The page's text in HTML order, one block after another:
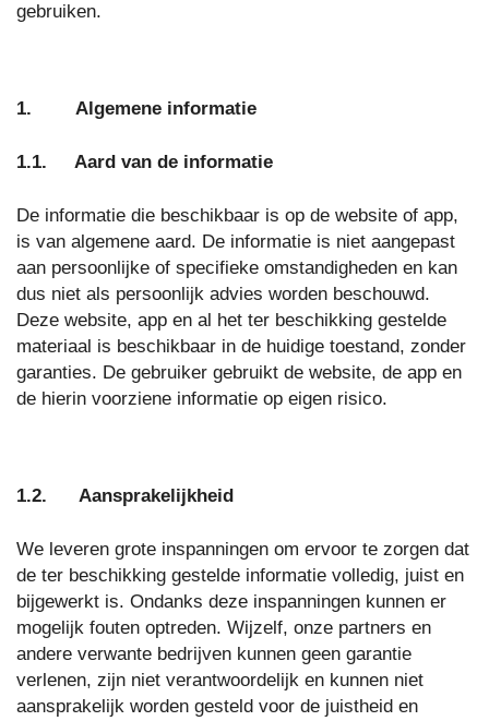
gebruiken.
1. Algemene informatie
1.1. Aard van de informatie
De informatie die beschikbaar is op de website of app,
is van algemene aard. De informatie is niet aangepast
aan persoonlijke of specifieke omstandigheden en kan
dus niet als persoonlijk advies worden beschouwd.
Deze website, app en al het ter beschikking gestelde
materiaal is beschikbaar in de huidige toestand, zonder
garanties. De gebruiker gebruikt de website, de app en
de hierin voorziene informatie op eigen risico.
1.2. Aansprakelijkheid
We leveren grote inspanningen om ervoor te zorgen dat
de ter beschikking gestelde informatie volledig, juist en
bijgewerkt is. Ondanks deze inspanningen kunnen er
mogelijk fouten optreden. Wijzelf, onze partners en
andere verwante bedrijven kunnen geen garantie
verlenen, zijn niet verantwoordelijk en kunnen niet
aansprakelijk worden gesteld voor de juistheid en